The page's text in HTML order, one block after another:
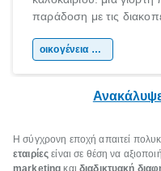
παράδοση με τις
χώρας. Είτε πρόκειται
οικογένεια & παιδί
Η σύγχρονη εποχή απαιτεί
εταιρίες είναι σε θέση να
marketing και διαδικτυακή